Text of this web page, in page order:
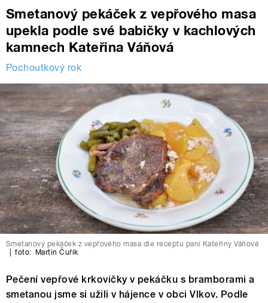
Smetanový pekáček z vepřového masa
upekla podle své babičky v kachlových
kamnech Kateřina Váňová
Pochoutkový rok
Smetanový pekáček z vepřového masa dle receptu paní Kateřiny Váňové
foto: Martin Čuřík
Pečení vepřové krkovičky v pekáčku s bramborami a
smetanou jsme si užili v hájence v obci Vlkov. Podle